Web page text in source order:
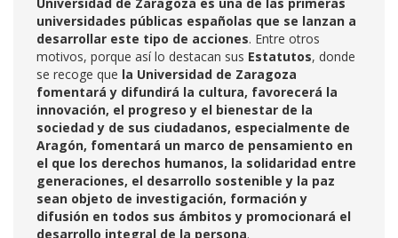
universidades públicas españolas que se lanzan a
desarrollar este tipo de acciones. Entre otros
motivos, porque así lo destacan sus Estatutos, donde
se recoge que la Universidad de Zaragoza
fomentará y difundirá la cultura, favorecerá la
innovación, el progreso y el bienestar de la
sociedad y de sus ciudadanos, especialmente de
Aragón, fomentará un marco de pensamiento en
el que los derechos humanos, la solidaridad entre
generaciones, el desarrollo sostenible y la paz
sean objeto de investigación, formación y
difusión en todos sus ámbitos y promocionará el
desarrollo integral de la persona.